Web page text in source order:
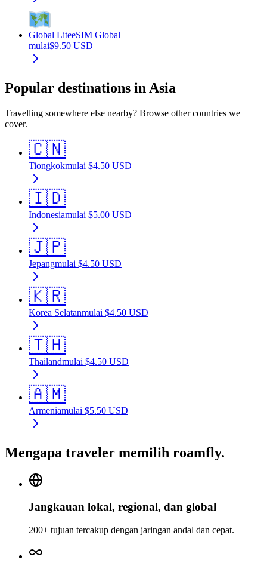
Global LiteeSIM Global
mulai$9.50 USD
Popular destinations in Asia
Travelling somewhere else nearby? Browse other countries we
cover.
🇨🇳
Tiongkokmulai $4.50 USD
🇮🇩
Indonesiamulai $5.00 USD
🇯🇵
Jepangmulai $4.50 USD
🇰🇷
Korea Selatanmulai $4.50 USD
🇹🇭
Thailandmulai $4.50 USD
🇦🇲
Armeniamulai $5.50 USD
Mengapa traveler memilih roamfly.
Jangkauan lokal, regional, dan global
200+ tujuan tercakup dengan jaringan andal dan cepat.